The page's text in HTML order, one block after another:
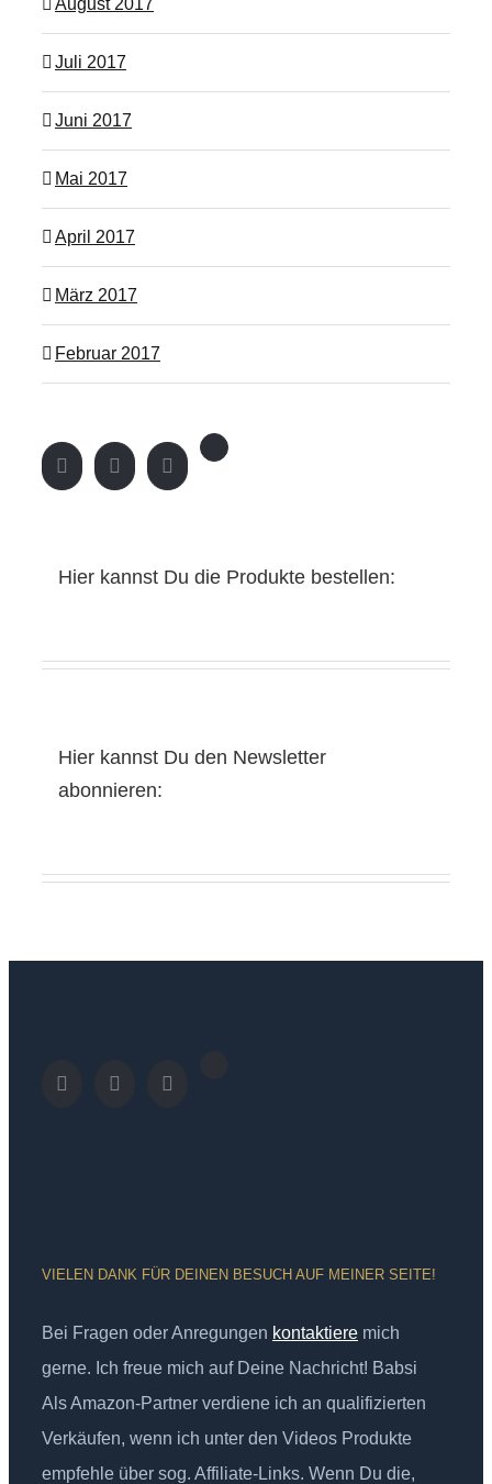
August 2017
Juli 2017
Juni 2017
Mai 2017
April 2017
März 2017
Februar 2017
Hier kannst Du die Produkte bestellen:
Hier kannst Du den Newsletter
abonnieren:
VIELEN DANK FÜR DEINEN BESUCH AUF MEINER SEITE!
Bei Fragen oder Anregungen kontaktiere mich
gerne. Ich freue mich auf Deine Nachricht! Babsi
Als Amazon-Partner verdiene ich an qualifizierten
Verkäufen, wenn ich unter den Videos Produkte
empfehle über sog. Affiliate-Links. Wenn Du die,